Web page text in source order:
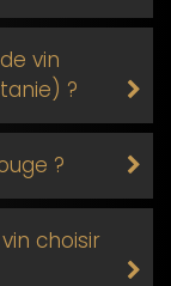
vin
?
?
choisir